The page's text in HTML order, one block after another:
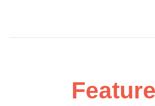
Feature